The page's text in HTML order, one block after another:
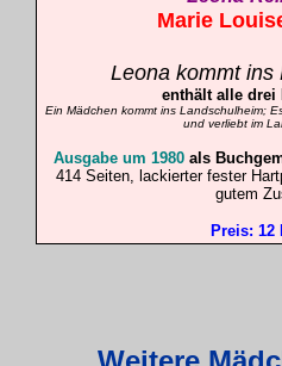
Marie
Leona kommt ins
enthält alle drei
Ein Mädchen kommt ins Landschulheim;
und verliebt im
Ausgabe um 1980als
414 Seiten, lackierter fester
gutem
Preis: 12